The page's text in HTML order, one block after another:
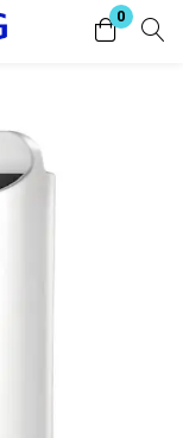
0
para iniciar sesión.